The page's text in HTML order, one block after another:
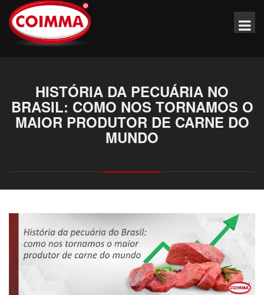
HISTÓRIA DA PECUÁRIA NO
BRASIL: COMO NOS TORNAMOS O
MAIOR PRODUTOR DE CARNE DO
MUNDO